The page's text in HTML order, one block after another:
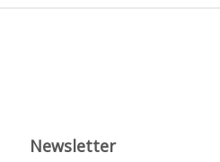
Newsletter